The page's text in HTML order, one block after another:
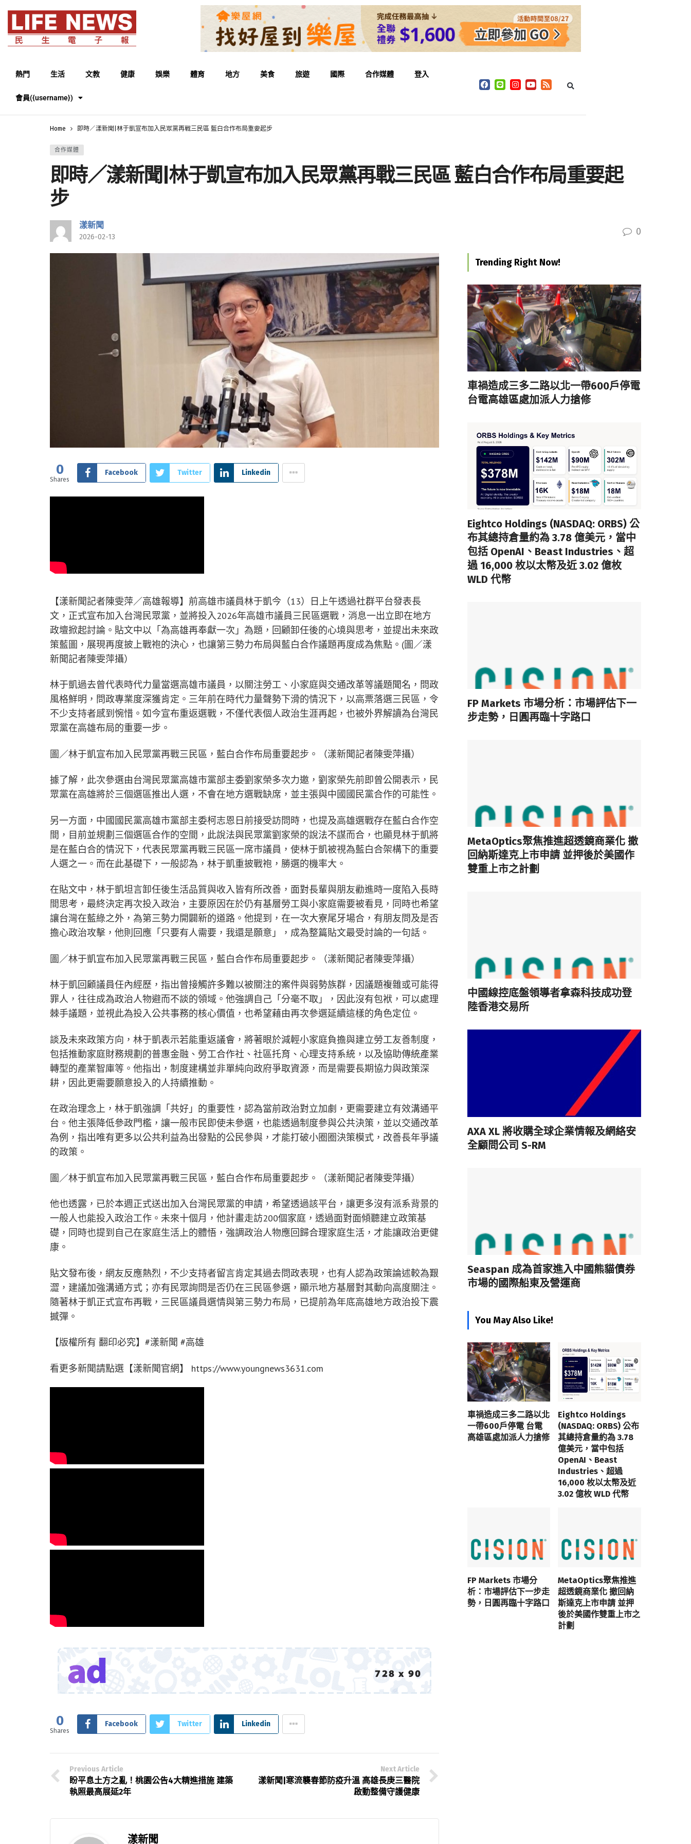
熱門 生活 文教 健康 娛樂 體育 地方 美食 旅遊 國際 合作媒體 登入
會員({username})
Home 即時／漾新聞|林于凱宣布加入民眾黨再戰三民區 藍白合作布局重要起步
合作媒體
即時／漾新聞|林于凱宣布加入民眾黨再戰三民區 藍白合作布局重要起
步
漾新聞
2026-02-13 0
0
Shares
Facebook Twitter Linkedin
【漾新聞記者陳雯萍／高雄報導】前高雄市議員林于凱今（13）日上午透過社群平台發表長
文，正式宣布加入台灣民眾黨，並將投入2026年高雄市議員三民區選戰，消息一出立即在地方
政壇掀起討論。貼文中以「為高雄再奉獻一次」為題，回顧卸任後的心境與思考，並提出未來政
策藍圖，展現再度披上戰袍的決心，也讓第三勢力布局與藍白合作議題再度成為焦點。(圖／漾
新聞記者陳雯萍攝）
林于凱過去曾代表時代力量當選高雄市議員，以關注勞工、小家庭與交通改革等議題聞名，問政
風格鮮明，問政專業度深獲肯定。三年前在時代力量聲勢下滑的情況下，以高票落選三民區，令
不少支持者感到惋惜。如今宣布重返選戰，不僅代表個人政治生涯再起，也被外界解讀為台灣民
眾黨在高雄布局的重要一步。
圖／林于凱宣布加入民眾黨再戰三民區，藍白合作布局重要起步。（漾新聞記者陳雯萍攝）
據了解，此次參選由台灣民眾黨高雄市黨部主委劉家榮多次力邀，劉家榮先前即曾公開表示，民
眾黨在高雄將於三個選區推出人選，不會在地方選戰缺席，並主張與中國國民黨合作的可能性。
另一方面，中國國民黨高雄市黨部主委柯志恩日前接受訪問時，也提及高雄選戰存在藍白合作空
間，目前並規劃三個選區合作的空間，此說法與民眾黨劉家榮的說法不謀而合，也顯見林于凱將
是在藍白合的情況下，代表民眾黨再戰三民區一席市議員，使林于凱被視為藍白合架構下的重要
人選之一。而在此基礎下，一般認為，林于凱重披戰袍，勝選的機率大。
在貼文中，林于凱坦言卸任後生活品質與收入皆有所改善，面對長輩與朋友勸進時一度陷入長時
間思考，最終決定再次投入政治，主要原因在於仍有基層勞工與小家庭需要被看見，同時也希望
讓台灣在藍綠之外，為第三勢力開闢新的道路。他提到，在一次大寮尾牙場合，有朋友問及是否
擔心政治攻擊，他則回應「只要有人需要，我還是願意」，成為整篇貼文最受討論的一句話。
圖／林于凱宣布加入民眾黨再戰三民區，藍白合作布局重要起步。（漾新聞記者陳雯萍攝）
林于凱回顧議員任內經歷，指出曾接觸許多難以被關注的案件與弱勢族群，因議題複雜或可能得
罪人，往往成為政治人物避而不談的領域。他強調自己「分毫不取」，因此沒有包袱，可以處理
棘手議題，並視此為投入公共事務的核心價值，也希望藉由再次參選延續這樣的角色定位。
談及未來政策方向，林于凱表示若能重返議會，將著眼於減輕小家庭負擔與建立勞工友善制度，
包括推動家庭財務規劃的普惠金融、勞工合作社、社區托育、心理支持系統，以及協助傳統產業
轉型的產業智庫等。他指出，制度建構並非單純向政府爭取資源，而是需要長期協力與政策深
耕，因此更需要願意投入的人持續推動。
在政治理念上，林于凱強調「共好」的重要性，認為當前政治對立加劇，更需要建立有效溝通平
台。他主張降低參政門檻，讓一般市民即使未參選，也能透過制度參與公共決策，並以交通改革
為例，指出唯有更多以公共利益為出發點的公民參與，才能打破小圈圈決策模式，改善長年爭議
的政策。
圖／林于凱宣布加入民眾黨再戰三民區，藍白合作布局重要起步。（漾新聞記者陳雯萍攝）
他也透露，已於本週正式送出加入台灣民眾黨的申請，希望透過該平台，讓更多沒有派系背景的
一般人也能投入政治工作。未來十個月，他計畫走訪200個家庭，透過面對面傾聽建立政策基
礎，同時也提到自己在家庭生活上的體悟，強調政治人物應回歸合理家庭生活，才能讓政治更健
康。
貼文發布後，網友反應熱烈，不少支持者留言肯定其過去問政表現，也有人認為政策論述較為艱
澀，建議加強溝通方式；亦有民眾詢問是否仍在三民區參選，顯示地方基層對其動向高度關注。
隨著林于凱正式宣布再戰，三民區議員選情與第三勢力布局，已提前為年底高雄地方政治投下震
撼彈。
【版權所有 翻印必究】#漾新聞 #高雄
看更多新聞請點選【漾新聞官網】 https://www.youngnews3631.com
0
Shares
Facebook Twitter Linkedin
Previous Article
盼平息土方之亂！桃園公告4大精進措施 建築
執照最高展延2年
Next Article
漾新聞|寒流襲春節防疫升溫 高雄長庚三醫院
啟動整備守護健康
漾新聞
Trending Right Now!
車禍造成三多二路以北一帶600戶停電
台電高雄區處加派人力搶修
Eightco Holdings (NASDAQ: ORBS) 公
布其總持倉量約為 3.78 億美元，當中
包括 OpenAI、Beast Industries、超
過 16,000 枚以太幣及近 3.02 億枚
WLD 代幣
FP Markets 市場分析：市場評估下一
步走勢，日圓再臨十字路口
MetaOptics聚焦推進超透鏡商業化 撤
回納斯達克上市申請 並押後於美國作
雙重上市之計劃
中國線控底盤領導者拿森科技成功登
陸香港交易所
AXA XL 將收購全球企業情報及網絡安
全顧問公司 S-RM
Seaspan 成為首家進入中國熊貓債券
市場的國際船東及營運商
You May Also Like!
車禍造成三多二路以北
一帶600戶停電 台電
高雄區處加派人力搶修
Eightco Holdings
(NASDAQ: ORBS) 公布
其總持倉量約為 3.78
億美元，當中包括
OpenAI、Beast
Industries、超過
16,000 枚以太幣及近
3.02 億枚 WLD 代幣
FP Markets 市場分
析：市場評估下一步走
勢，日圓再臨十字路口
MetaOptics聚焦推進
超透鏡商業化 撤回納
斯達克上市申請 並押
後於美國作雙重上市之
計劃